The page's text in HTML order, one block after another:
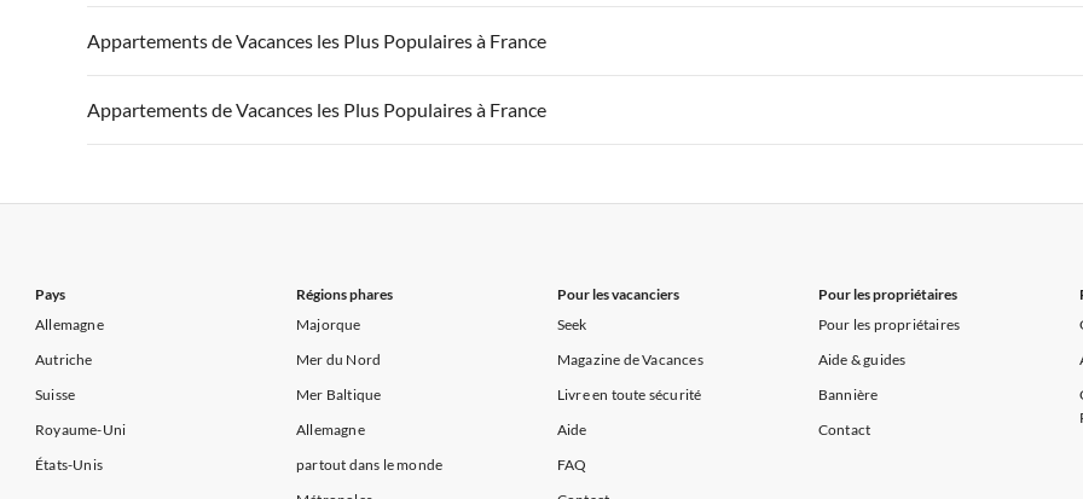
Appartements de Vacances à Côte atlantique Appartements de Vacances à la Normandie Appartements de Vacances à Sud de la
Appartements de Vacances à Côte d'Azur
Appartements de Vacances à France Appartements de Vacances à Paris-Ile de France
Appartements de Vacances à Côte atlantique Appartements de Vacances à la Normandie Appartements de Vacances à Sud de la
Appartements de Vacances à Côte d'Azur
Appartements de Vacances les Plus Populaires à France
Appartements de Vacances à France Appartements de Vacances à Paris-Ile de France
Appartements de Vacances à Côte atlantique Appartements de Vacances à la Normandie Appartements de Vacances à Sud de la
Appartements de Vacances les Plus Populaires à France
Pays
Allemagne
Autriche
Suisse
Royaume-Uni
États-Unis
Régions phares
Majorque
Mer du Nord
Mer Baltique
Allemagne
partout dans le monde
Pour les vacanciers
Seek
Magazine de Vacances
Livre en toute sécurité
Aide
FAQ
Pour les propriétaires
Pour les propriétaires
Aide & guides
Bannière
Contact